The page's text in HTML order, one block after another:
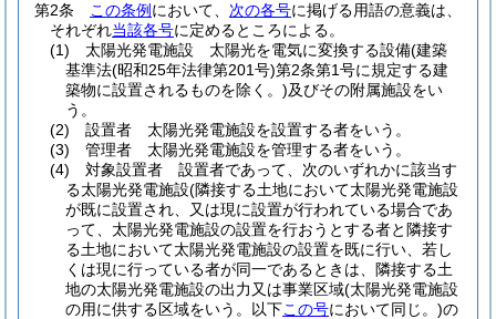
第2条
この条例 において、 次の各号に掲げる用語の意義は、
それぞれ当該各号に定めるところによる。
(1)
太陽光発電施設 太陽光を電気に変換する設備(建築
基準法(昭和25年法律第201号)第2条第1号に規定する建
築物に設置されるものを除く。)及びその附属施設をい
う。
(2)
設置者 太陽光発電施設を設置する者をいう。
(3)
管理者 太陽光発電施設を管理する者をいう。
(4)
対象設置者 設置者であって、次のいずれかに該当す
る太陽光発電施設(隣接する土地において太陽光発電施設
が既に設置され、又は現に設置が行われている場合であ
って、太陽光発電施設の設置を行おうとする者と隣接す
る土地において太陽光発電施設の設置を既に行い、若し
くは現に行っている者が同一であるときは、隣接する土
地の太陽光発電施設の出力又は事業区域(太陽光発電施設
の用に供する区域をいう。以下この号において同じ。)の